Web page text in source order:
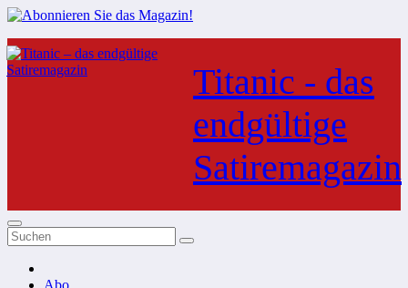
Zum
Inhalt
springen
Titanic - das
endgültige
Satiremagazin
Abo